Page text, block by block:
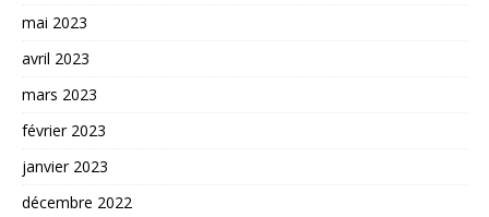
mai 2023
avril 2023
mars 2023
février 2023
janvier 2023
décembre 2022